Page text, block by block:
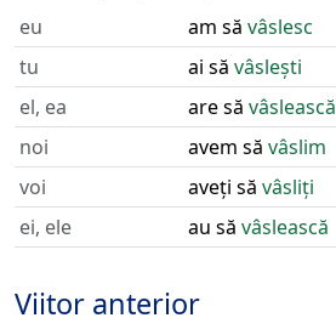
eu am să vâslesc
tu
ai să vâslești
el, ea
are să vâslească
noi
avem să vâslim
voi
aveți să vâsliți
ei, ele
au să vâslească
Viitor anterior